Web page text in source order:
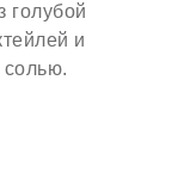
голубой
и
солью.